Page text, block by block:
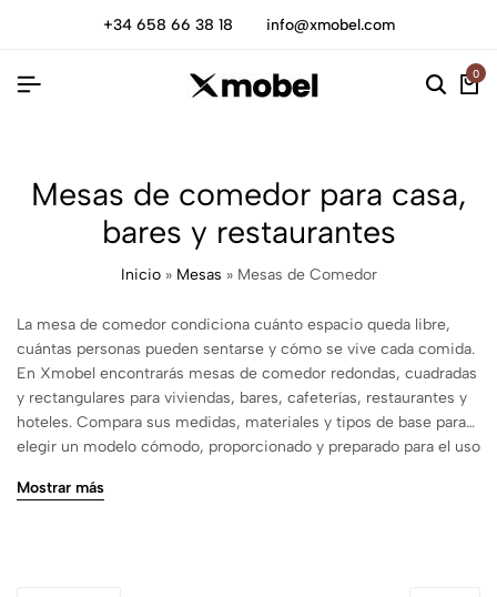
+34 658 66 38 18 info@xmobel.com
0
Mesas de comedor para casa,
bares y restaurantes
Inicio» Mesas » Mesas de Comedor
La mesa de comedor condiciona cuánto espacio queda libre,
cuántas personas pueden sentarse y cómo se vive cada comida.
En Xmobel encontrarás mesas de comedor redondas, cuadradas
y rectangulares para viviendas, bares, cafeterías, restaurantes y
hoteles. Compara sus medidas, materiales y tipos de base para
elegir un modelo cómodo, proporcionado y preparado para el uso
Mostrar más